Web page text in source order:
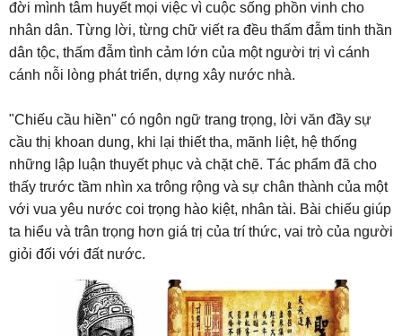
đời mình tâm huyết mọi việc vì cuộc sống phồn vinh cho
nhân dân. Từng lời, từng chữ viết ra đều thấm đẫm tinh thần
dân tộc, thấm đẫm tình cảm lớn của một người trị vì cánh
cánh nỗi lòng phát triển, dựng xây nước nhà.
"Chiếu cầu hiền" có ngôn ngữ trang trọng, lời văn đầy sự
cầu thị khoan dung, khi lại thiết tha, mãnh liệt, hệ thống
những lập luận thuyết phục và chặt chẽ. Tác phẩm đã cho
thấy trước tầm nhìn xa trông rộng và sự chân thành của một
với vua yêu nước coi trọng hào kiệt, nhân tài. Bài chiếu giúp
ta hiểu và trân trọng hơn giá trị của trí thức, vai trò của người
giỏi đối với đất nước.